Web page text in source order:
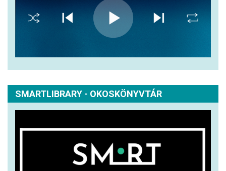
SMARTLIBRARY - OKOSKÖNYVTÁR